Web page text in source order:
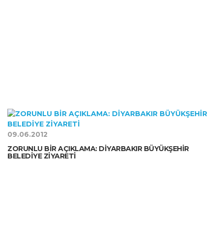
09.06.2012
ZORUNLU BİR AÇIKLAMA: DİYARBAKIR BÜYÜKŞEHİR
BELEDİYE ZİYARETİ